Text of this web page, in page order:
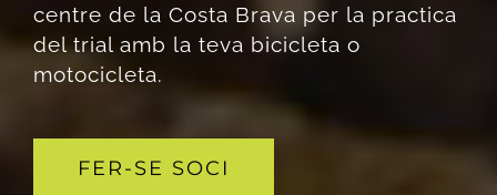
centre de la Costa Brava per la practica
del trial amb la teva bicicleta o
motocicleta.
FER-SE SOCI